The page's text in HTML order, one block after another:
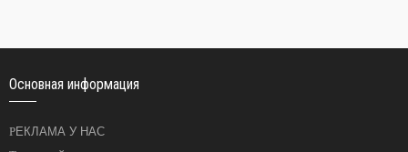
Основная информация
РЕКЛАМА У НАС